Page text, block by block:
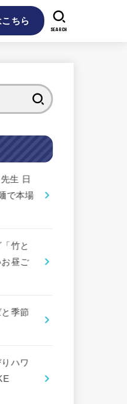
ちら
SEARCH
生 日
で本場
竹と
昼ご
季節
ハワ